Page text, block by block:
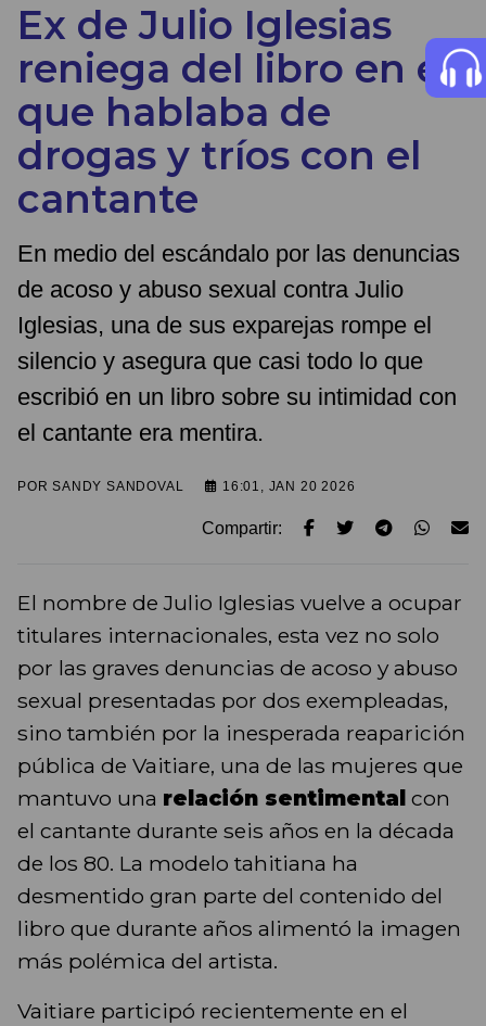
Ex de Julio Iglesias
reniega del libro en el
que hablaba de
drogas y tríos con el
cantante
En medio del escándalo por las denuncias
de acoso y abuso sexual contra Julio
Iglesias, una de sus exparejas rompe el
silencio y asegura que casi todo lo que
escribió en un libro sobre su intimidad con
el cantante era mentira.
PORSANDY SANDOVAL 16:01, JAN 20 2026
Compartir:
El nombre de Julio Iglesias vuelve a ocupar
titulares internacionales, esta vez no solo
por las graves denuncias de acoso y abuso
sexual presentadas por dos exempleadas,
sino también por la inesperada reaparición
pública de Vaitiare, una de las mujeres que
mantuvo una relación sentimental con
el cantante durante seis años en la década
de los 80. La modelo tahitiana ha
desmentido gran parte del contenido del
libro que durante años alimentó la imagen
más polémica del artista.
Vaitiare participó recientemente en el